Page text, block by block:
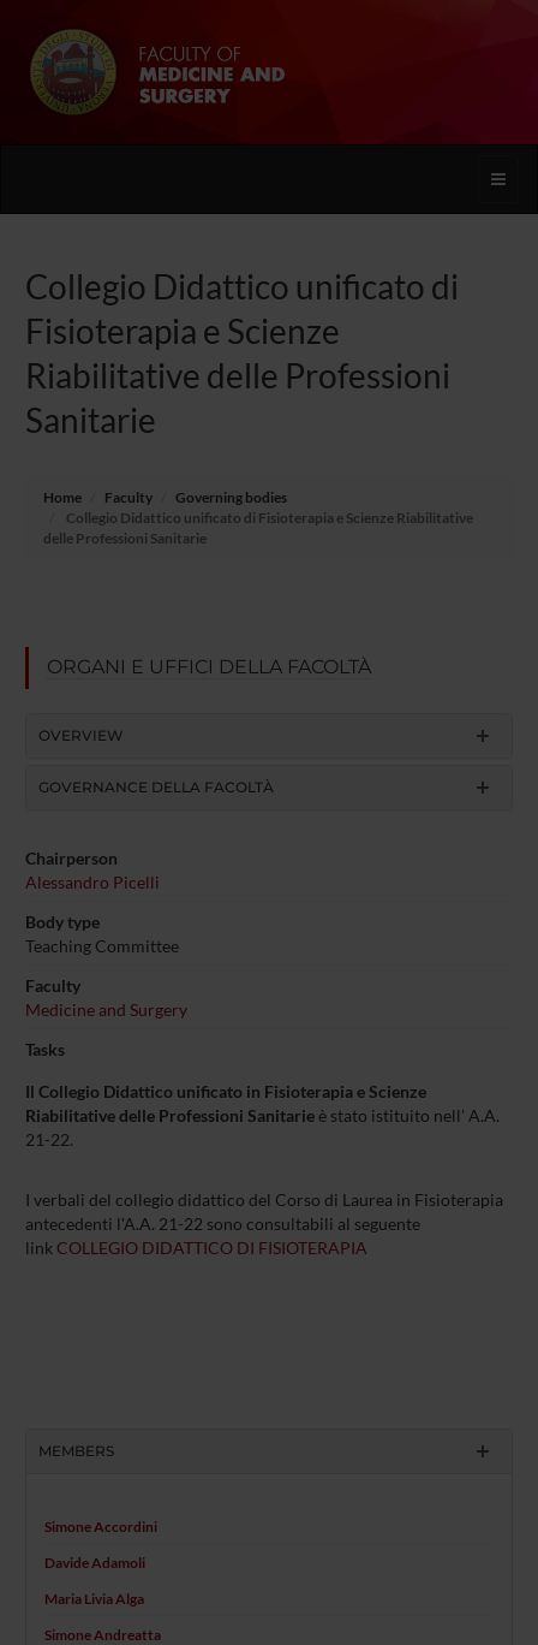
Toggle
Collegio Didattico unificato di
Fisioterapia e Scienze
Riabilitative delle Professioni
Sanitarie
Home Faculty
Governing bodies
Collegio Didattico unificato di Fisioterapia e Scienze Riabilitative
delle Professioni Sanitarie
ORGANI E UFFICI DELLA FACOLTÀ
OVERVIEW
GOVERNANCE DELLA FACOLTÀ
Chairperson
Alessandro Picelli
Body type
Teaching Committee
Faculty
Medicine and Surgery
Tasks
Il Collegio Didattico unificato in Fisioterapia e Scienze
Riabilitative delle Professioni Sanitarieè stato istituito nell' A.A.
21-22.
I verbali del collegio didattico del Corso di Laurea in Fisioterapia
antecedenti l'A.A. 21-22 sono consultabili al seguente
link COLLEGIO DIDATTICO DI FISIOTERAPIA
MEMBERS
Simone Accordini
Davide Adamoli
Maria Livia Alga
Simone Andreatta